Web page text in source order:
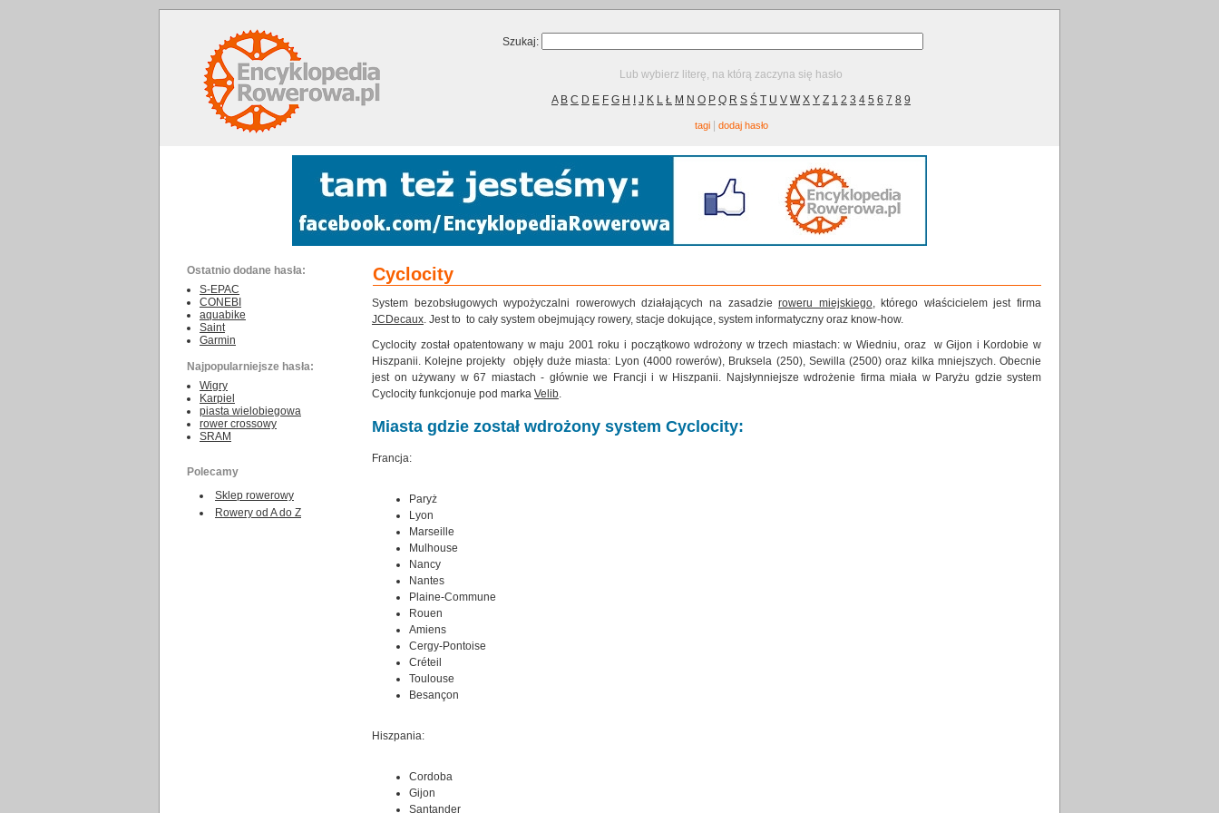
Szukaj:
Lub wybierz literę, na którą zaczyna się hasło
A B C D E F G H J K L Ł M N O P Q R S Ś T U V W X Y Z 1 2 3 4 5 6 7 8 9
tagi| dodaj hasło
Ostatnio dodane hasła:
S-EPAC
CONEBI
aquabike
Saint
Garmin
Najpopularniejsze hasła:
Wigry
Karpiel
piasta wielobiegowa
rower crossowy
SRAM
Polecamy
Sklep rowerowy
Rowery od A do Z
Cyclocity
System bezobsługowych wypożyczalni rowerowych działających na zasadzieroweru miejskiego, którego właścicielem jest firma
JCDecaux. Jest to to cały system obejmujący rowery, stacje dokujące, system informatyczny oraz know-how.
Cyclocity został opatentowany w maju 2001 roku i początkowo wdrożony w trzech miastach: w Wiedniu, oraz w Gijon i Kordobie w
Hiszpanii. Kolejne projekty objęły duże miasta: Lyon (4000 rowerów), Bruksela (250), Sewilla (2500) oraz kilka mniejszych. Obecnie
jest on używany w 67 miastach - głównie we Francji i w Hiszpanii. Najsłynniejsze wdrożenie firma miała w Paryżu gdzie system
Cyclocity funkcjonuje pod marka Velib.
Miasta gdzie został wdrożony system Cyclocity:
Francja:
Paryż
Lyon
Marseille
Mulhouse
Nancy
Nantes
Plaine-Commune
Rouen
Amiens
Cergy-Pontoise
Créteil
Toulouse
Besançon
Hiszpania:
Cordoba
Gijon
Santander